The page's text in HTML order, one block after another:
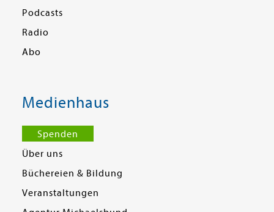
Podcasts
Radio
Abo
Medienhaus
Spenden
Über uns
Büchereien & Bildung
Veranstaltungen